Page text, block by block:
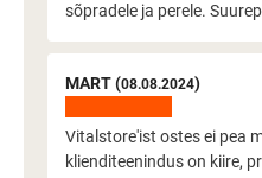
sõpradele ja perele.
MART (08.08.2024)
Vitalstore'ist ostes ei pea
klienditeenindus on kiire,